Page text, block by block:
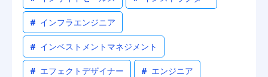
# インフラエンジニア
# インベストメントマネジメント
# エフェクトデザイナー # エンジニア